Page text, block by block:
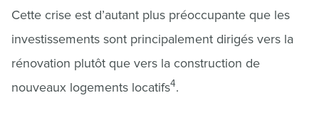
Cette crise est d’autant plus préoccupante que les
investissements sont principalement dirigés vers la
rénovation plutôt que vers la construction de
nouveaux logements locatifs4.